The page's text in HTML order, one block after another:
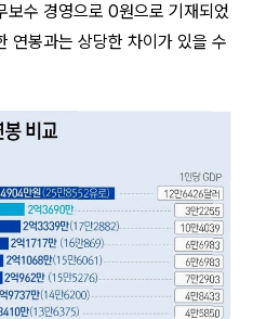
보수 경영으로 0원으로 기재되었
연봉과는 상당한 차이가 있을 수